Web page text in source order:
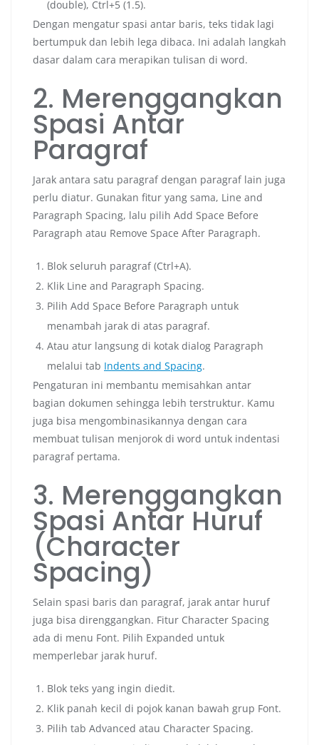
(double), Ctrl+5 (1.5).
Dengan mengatur spasi antar baris, teks tidak lagi
bertumpuk dan lebih lega dibaca. Ini adalah langkah
dasar dalam cara merapikan tulisan di word.
2. Merenggangkan
Spasi Antar
Paragraf
Jarak antara satu paragraf dengan paragraf lain juga
perlu diatur. Gunakan fitur yang sama, Line and
Paragraph Spacing, lalu pilih Add Space Before
Paragraph atau Remove Space After Paragraph.
Blok seluruh paragraf (Ctrl+A).
Klik Line and Paragraph Spacing.
Pilih Add Space Before Paragraph untuk
menambah jarak di atas paragraf.
Atau atur langsung di kotak dialog Paragraph
melalui tab Indents and Spacing.
Pengaturan ini membantu memisahkan antar
bagian dokumen sehingga lebih terstruktur. Kamu
juga bisa mengombinasikannya dengan cara
membuat tulisan menjorok di word untuk indentasi
paragraf pertama.
3. Merenggangkan
Spasi Antar Huruf
(Character
Spacing)
Selain spasi baris dan paragraf, jarak antar huruf
juga bisa direnggangkan. Fitur Character Spacing
ada di menu Font. Pilih Expanded untuk
memperlebar jarak huruf.
Blok teks yang ingin diedit.
Klik panah kecil di pojok kanan bawah grup Font.
Pilih tab Advanced atau Character Spacing.